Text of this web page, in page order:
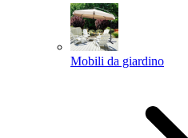
Mobili da giardino